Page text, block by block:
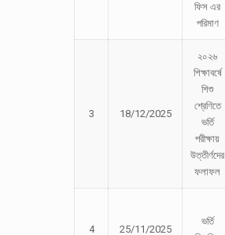
ফিস এর
পরিমাণ
3 18/12/2025
২০২৬
শিক্ষাবর্ষে
শিশু
শ্রেণিতে
ভর্তি
পরীক্ষায়
উত্তীর্ণদের
ফলাফল
4 25/11/2025
ভর্তি